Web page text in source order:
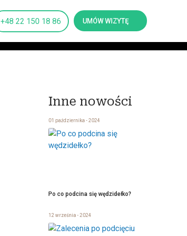
+48 22 150 18 86 UMÓW WIZYTĘ
Inne nowości
01 października - 2024
Po co podcina się wędzidełko?
12 września - 2024